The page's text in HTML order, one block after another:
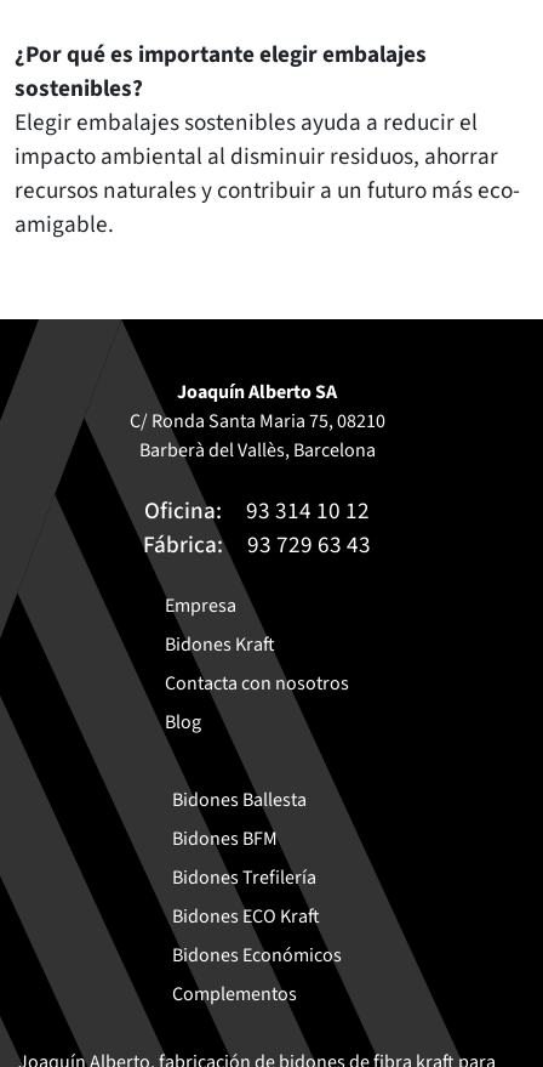
¿Por qué es importante elegir embalajes
sostenibles?
Elegir embalajes sostenibles ayuda a reducir el
impacto ambiental al disminuir residuos, ahorrar
recursos naturales y contribuir a un futuro más eco-
amigable.
Joaquín Alberto SA
C/ Ronda Santa Maria 75, 08210
Barberà del Vallès, Barcelona
Oficina:
93 314 10 12
Fábrica:
93 729 63 43
Empresa
Bidones Kraft
Contacta con nosotros
Blog
Bidones Ballesta
Bidones BFM
Bidones Trefilería
Bidones ECO Kraft
Bidones Económicos
Complementos